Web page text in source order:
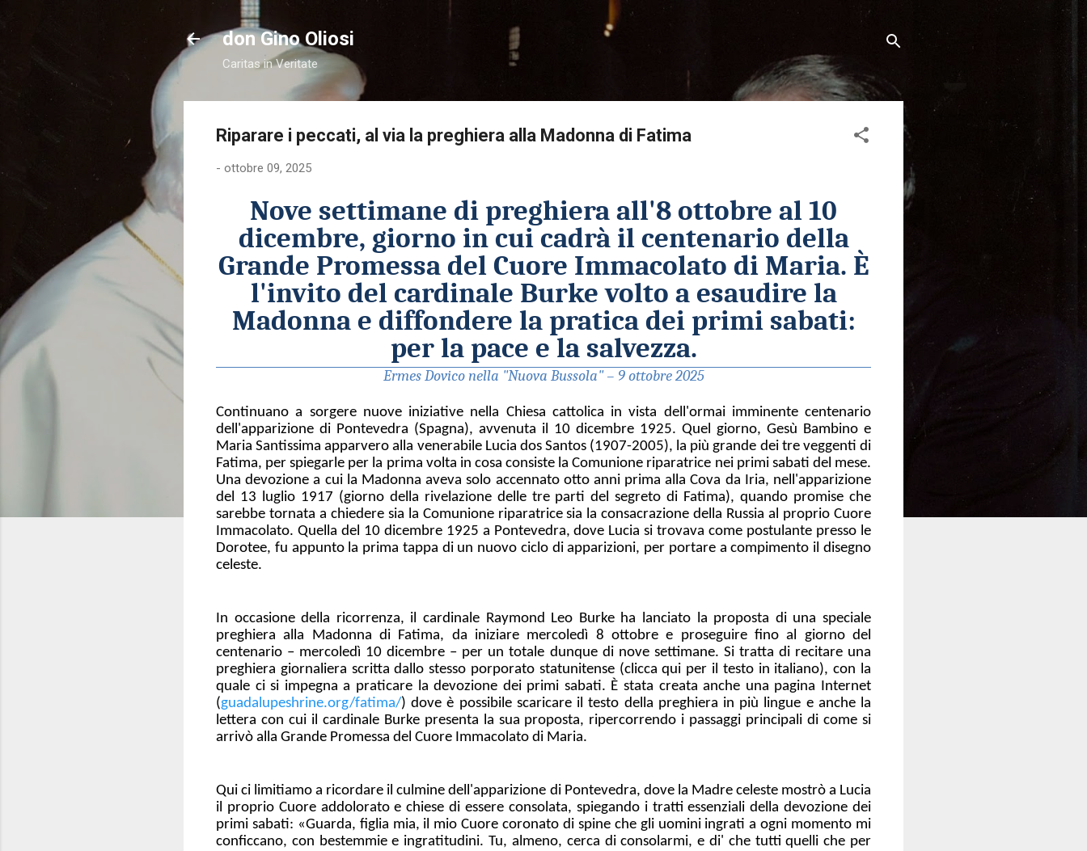
Passa ai contenuti principali
don Gino Oliosi
Caritas in Veritate
Riparare i peccati, al via la preghiera alla Madonna di Fatima
- ottobre 09, 2025
Nove settimane di preghiera all'8 ottobre al 10
dicembre, giorno in cui cadrà il centenario della
Grande Promessa del Cuore Immacolato di Maria. È
l'invito del cardinale Burke volto a esaudire la
Madonna e diffondere la pratica dei primi sabati:
per la pace e la salvezza.
Ermes Dovico nella "Nuova Bussola" – 9 ottobre 2025
Continuano a sorgere nuove iniziative nella Chiesa cattolica in vista dell'ormai imminente centenario
dell'apparizione di Pontevedra (Spagna), avvenuta il 10 dicembre 1925. Quel giorno, Gesù Bambino e
Maria Santissima apparvero alla venerabile Lucia dos Santos (1907-2005), la più grande dei tre veggenti di
Fatima, per spiegarle per la prima volta in cosa consiste la Comunione riparatrice nei primi sabati del mese.
Una devozione a cui la Madonna aveva solo accennato otto anni prima alla Cova da Iria, nell'apparizione
del 13 luglio 1917 (giorno della rivelazione delle tre parti del segreto di Fatima), quando promise che
sarebbe tornata a chiedere sia la Comunione riparatrice sia la consacrazione della Russia al proprio Cuore
Immacolato. Quella del 10 dicembre 1925 a Pontevedra, dove Lucia si trovava come postulante presso le
Dorotee, fu appunto la prima tappa di un nuovo ciclo di apparizioni, per portare a compimento il disegno
celeste.
In occasione della ricorrenza, il cardinale Raymond Leo Burke ha lanciato la proposta di una speciale
preghiera alla Madonna di Fatima, da iniziare mercoledì 8 ottobre e proseguire fino al giorno del
centenario – mercoledì 10 dicembre – per un totale dunque di nove settimane. Si tratta di recitare una
preghiera giornaliera scritta dallo stesso porporato statunitense (clicca qui per il testo in italiano), con la
quale ci si impegna a praticare la devozione dei primi sabati. È stata creata anche una pagina Internet
(guadalupeshrine.org/fatima/) dove è possibile scaricare il testo della preghiera in più lingue e anche la
lettera con cui il cardinale Burke presenta la sua proposta, ripercorrendo i passaggi principali di come si
arrivò alla Grande Promessa del Cuore Immacolato di Maria.
Qui ci limitiamo a ricordare il culmine dell'apparizione di Pontevedra, dove la Madre celeste mostrò a Lucia
il proprio Cuore addolorato e chiese di essere consolata, spiegando i tratti essenziali della devozione dei
primi sabati: «Guarda, figlia mia, il mio Cuore coronato di spine che gli uomini ingrati a ogni momento mi
conficcano, con bestemmie e ingratitudini. Tu, almeno, cerca di consolarmi, e di' che tutti quelli che per